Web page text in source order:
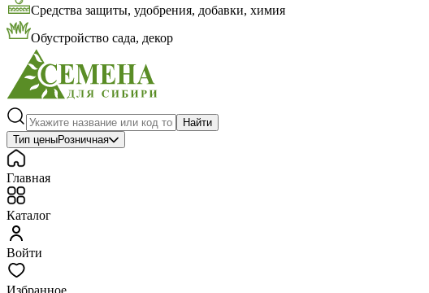
Средства защиты, удобрения, добавки, химия
Обустройство сада, декор
Найти
Тип ценыРозничная
Главная
Каталог
Войти